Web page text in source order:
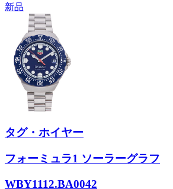
新品
タグ・ホイヤー
フォーミュラ1 ソーラーグラフ
WBY1112.BA0042